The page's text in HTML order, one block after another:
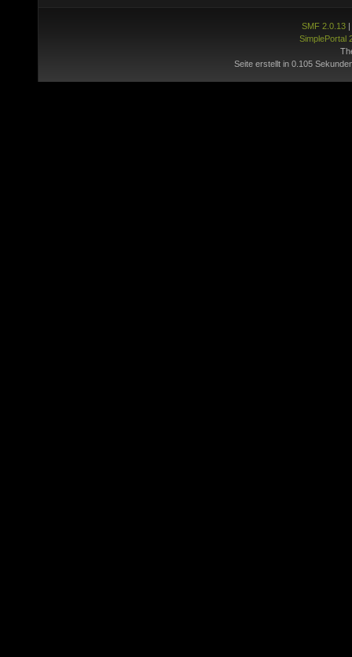
SMF 2.0.13|
SimplePortal
Seite erstellt in 0.105